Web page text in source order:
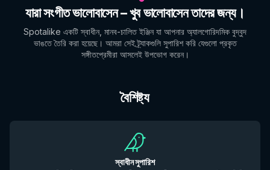
যারা সংগীত ভালোবাসেন – খুব ভালোবাসেন তাদের জন্য।
Spotalike একটি স্বাধীন, মানব-চালিত ইঞ্জিন যা আপনার অ্যালগোরিদমিক বুদ্বুদ
ভাঙতে তৈরি করা হয়েছে। আমরা সেই ট্র্যাকগুলি সুপারিশ করি যেগুলো প্রকৃত
সঙ্গীতপ্রেমীরা আসলেই উপভোগ করেন।
বৈশিষ্ট্য
স্বাধীন সুপারিশ